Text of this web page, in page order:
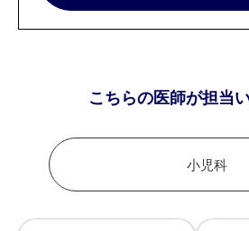
こちらの医師が担当
小児科